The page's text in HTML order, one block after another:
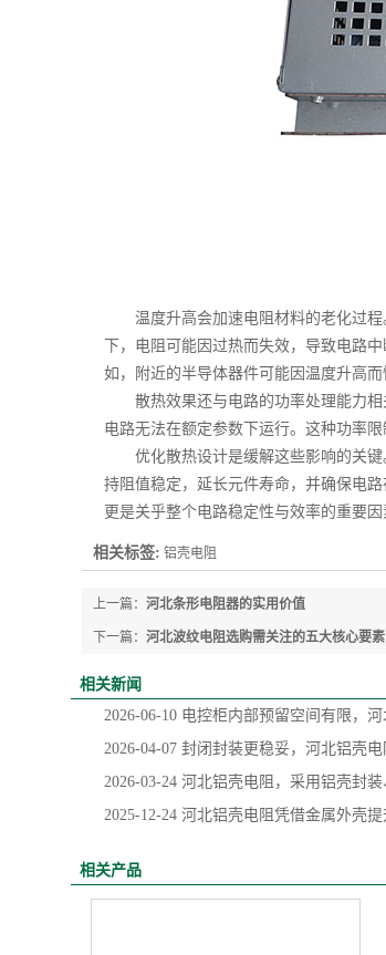
温度升高会加速电阻材料的老化过程
下，电阻可能因过热而失效，导致电路
如，附近的半导体器件可能因温度升高
散热效果还与电路的功率处理能力相
电路无法在额定参数下运行。这种功率
优化散热设计是缓解这些影响的关键
持阻值稳定，延长元件寿命，并确保电
更是关乎整个电路稳定性与效率的重要因
相关标签: 铝壳电阻
上一篇： 河北条形电阻器的实用价值
下一篇： 河北波纹电阻选购需关注的五大核心要素
相关新闻
2026-06-10 电控柜内部预留空间有限，
2026-04-07 封闭封装更稳妥，河北铝壳
2026-03-24 河北铝壳电阻，采用铝壳封
2025-12-24 河北铝壳电阻凭借金属外壳
相关产品